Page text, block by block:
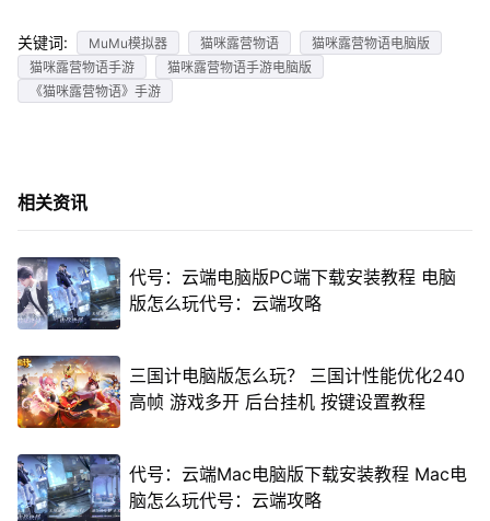
关键词: MuMu模拟器 猫咪露营物语
猫咪露营物语电脑版
猫咪露营物语手游
猫咪露营物语手游电脑版
《猫咪露营物语》手游
相关资讯
代号：云端电脑版PC端下载安装教程 电脑
版怎么玩代号：云端攻略
三国计电脑版怎么玩？ 三国计性能优化240
高帧 游戏多开 后台挂机 按键设置教程
代号：云端Mac电脑版下载安装教程 Mac电
脑怎么玩代号：云端攻略